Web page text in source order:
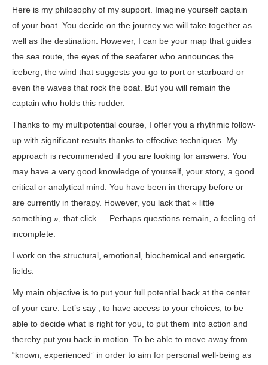
Here is my philosophy of my support. Imagine yourself captain
of your boat. You decide on the journey we will take together as
well as the destination. However, I can be your map that guides
the sea route, the eyes of the seafarer who announces the
iceberg, the wind that suggests you go to port or starboard or
even the waves that rock the boat. But you will remain the
captain who holds this rudder.
Thanks to my multipotential course, I offer you a rhythmic follow-
up with significant results thanks to effective techniques. My
approach is recommended if you are looking for answers. You
may have a very good knowledge of yourself, your story, a good
critical or analytical mind. You have been in therapy before or
are currently in therapy. However, you lack that « little
something », that click … Perhaps questions remain, a feeling of
incomplete.
I work on the structural, emotional, biochemical and energetic
fields.
My main objective is to put your full potential back at the center
of your care. Let’s say ; to have access to your choices, to be
able to decide what is right for you, to put them into action and
thereby put you back in motion. To be able to move away from
“known, experienced” in order to aim for personal well-being as